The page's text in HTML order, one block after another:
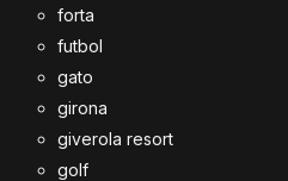
forta
futbol
gato
girona
giverola resort
golf